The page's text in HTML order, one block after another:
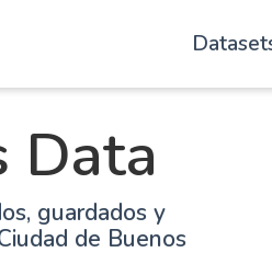
Data
guardados y
de Buenos